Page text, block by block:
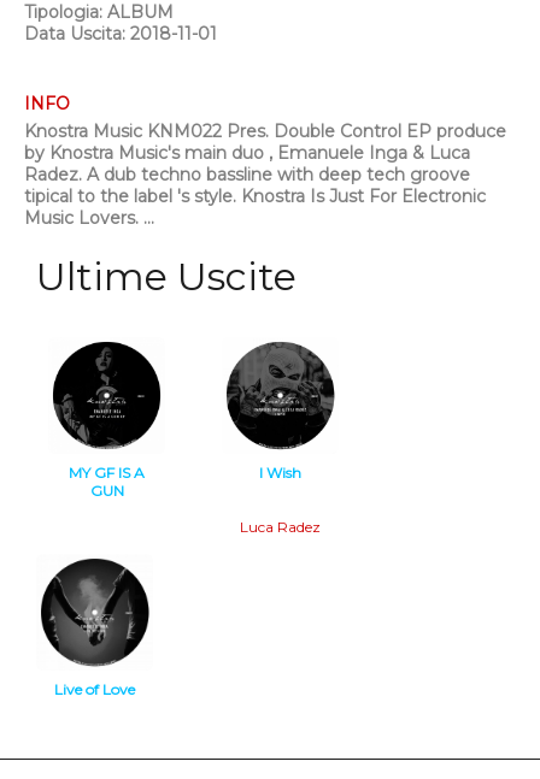
Tipologia: ALBUM
Data Uscita: 2018-11-01
INFO
Knostra Music KNM022 Pres. Double Control EP produce
by Knostra Music's main duo , Emanuele Inga & Luca
Radez. A dub techno bassline with deep tech groove
tipical to the label 's style. Knostra Is Just For Electronic
Music Lovers. ...
Ultime Uscite
MY GF IS A
GUN
I Wish
Luca Radez
Live of Love